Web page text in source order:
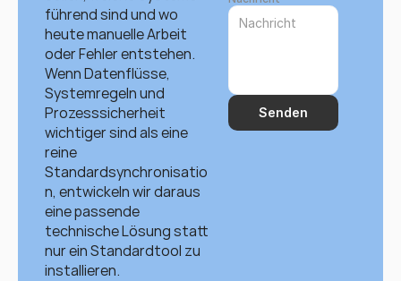
führend sind und wo
heute manuelle Arbeit
oder Fehler entstehen.
Wenn Datenflüsse,
Systemregeln und
Prozesssicherheit
wichtiger sind als eine
reine
Standardsynchronisatio
n, entwickeln wir daraus
eine passende
technische Lösung statt
nur ein Standardtool zu
installieren.
Senden